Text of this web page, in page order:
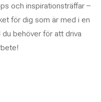
och inspirationsträffar –
för dig som är med i en
du behöver för att driva